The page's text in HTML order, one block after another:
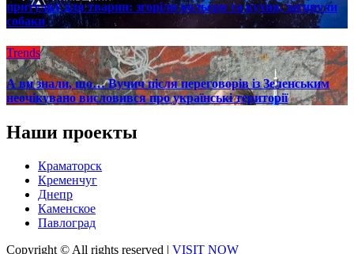
притулку для тварин: згоріли вольєри та кухня, загинули
собаки
Trends
А ви знали, що… Вучич після переговорів із Зеленським
неочікувано висловився про українські території
Наши проекты
Краматорск
Кременчуг
Днепр
Каменское
Павлоград
Copyright © All rights reserved | VISIT NOW